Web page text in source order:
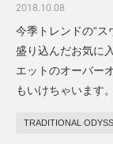
2018.10.08
今季トレンドの“ス
盛り込んだお気に
エットのオーバー
もいけちゃいます。
TRADITIONAL